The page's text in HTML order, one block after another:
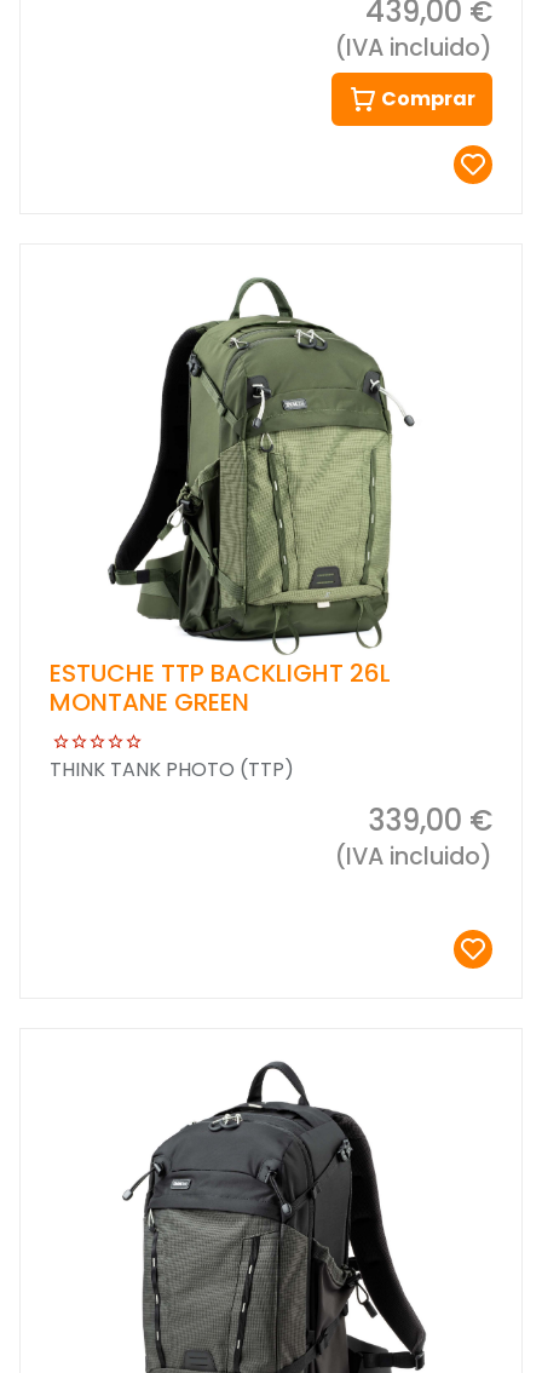
439,00 €
(IVA incluido)
Comprar
ESTUCHE TTP BACKLIGHT 26L
MONTANE GREEN
THINK TANK PHOTO (TTP)
339,00 €
(IVA incluido)